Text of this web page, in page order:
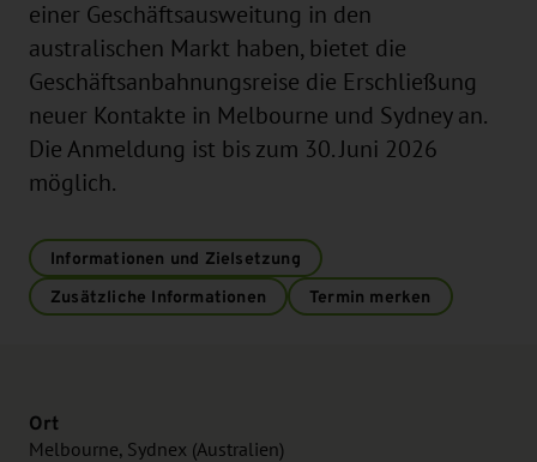
einer Geschäftsausweitung in den
australischen Markt haben, bietet die
Geschäftsanbahnungsreise die Erschließung
neuer Kontakte in Melbourne und Sydney an.
Die Anmeldung ist bis zum 30. Juni 2026
möglich.
Informationen und Zielsetzung
Zusätzliche Informationen
Termin merken
Ort
Melbourne, Sydnex (Australien)